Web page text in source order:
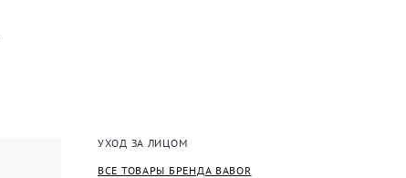
УХОД ЗА ЛИЦОМ
ВСЕ ТОВАРЫ БРЕНДА BABOR